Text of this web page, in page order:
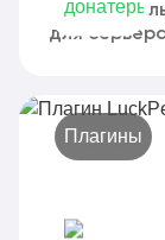
для
Плагины